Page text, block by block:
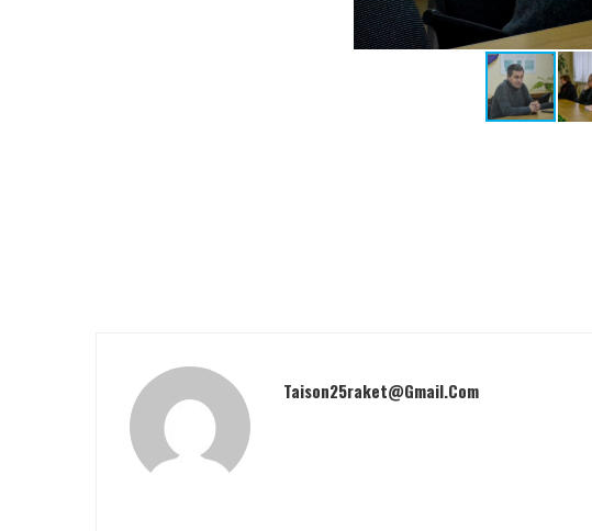
Taison25raket@gmail.com